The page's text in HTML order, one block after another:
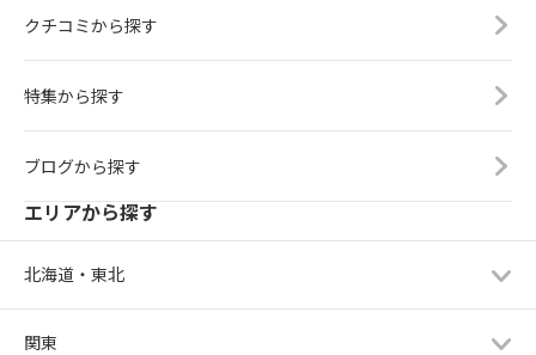
クチコミから探す
特集から探す
ブログから探す
エリアから探す
北海道・東北
関東